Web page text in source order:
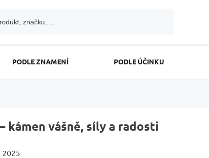
PODLE ZNAMENÍ PODLE ÚČINKU
kámen vášně, síly a radosti
2025